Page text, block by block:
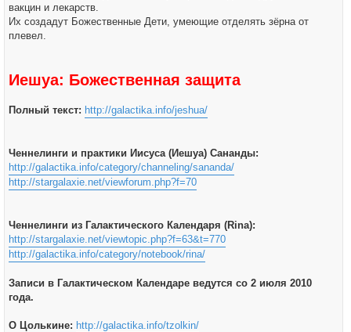
вакцин и лекарств.
Их создадут Божественные Дети, умеющие отделять зёрна от
плевел.
Иешуа: Божественная защита
Полный текст: http://galactika.info/jeshua/
Ченнелинги и практики Иисуса (Иешуа) Сананды:
http://galactika.info/category/channeling/sananda/
http://stargalaxie.net/viewforum.php?f=70
Ченнелинги из Галактического Календаря (Rina):
http://stargalaxie.net/viewtopic.php?f=63&t=770
http://galactika.info/category/notebook/rina/
Записи в Галактическом Календаре ведутся со 2 июля 2010
года.
О Цолькине: http://galactika.info/tzolkin/